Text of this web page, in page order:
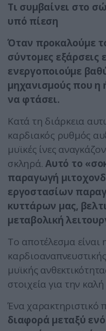
Τι συμβαίνει στο
υπό πίεση
Όταν προκαλούμε
σύντομες εξάρσεις
ενεργοποιούμε
μηχανισμούς που η
να φτάσει.
Κατά τη διάρκεια
καρδιακός ρυθμός
μυϊκές ίνες
σκληρά.Αυτό το
παραγωγή
εργοστασίων
κυττάρων μας,
μεταβολική
Το αποτέλεσμα είναι
μυϊκής
στοιχεία για την
Ένα χαρακτηριστικό
διαφορά μεταξύ